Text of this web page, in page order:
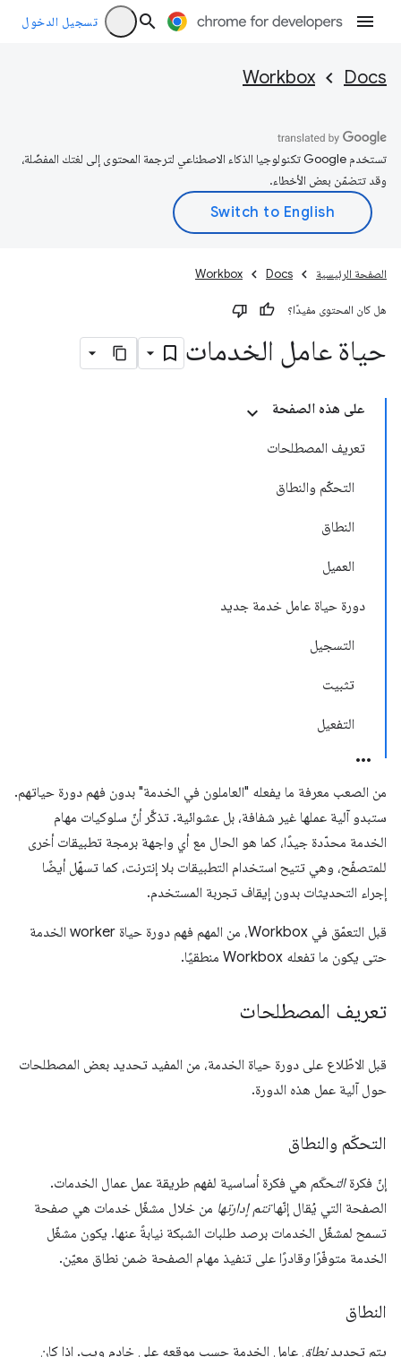
تسجيل الدخول
Docs
Workbox
تستخدم Google تكنولوجيا الذكاء الاصطناعي لترجمة المحتوى إلى لغتك المفضّلة،
وقد تتضمّن بعض الأخطاء.
الصفحة الرئيسية Docs
Workbox
هل كان المحتوى مفيدًا؟
حياة عامل الخدمات
على هذه الصفحة
تعريف المصطلحات
التحكّم والنطاق
النطاق
العميل
دورة حياة عامل خدمة جديد
التسجيل
تثبيت
التفعيل
من الصعب معرفة ما يفعله "العاملون في الخدمة" بدون فهم دورة حياتهم.
ستبدو آلية عملها غير شفافة، بل عشوائية. تذكَّر أنّ سلوكيات مهام
الخدمة محدّدة جيدًا، كما هو الحال مع أي واجهة برمجة تطبيقات أخرى
للمتصفّح، وهي تتيح استخدام التطبيقات بلا إنترنت، كما تسهّل أيضًا
إجراء التحديثات بدون إيقاف تجربة المستخدم.
قبل التعمّق في Workbox، من المهم فهم دورة حياة worker الخدمة
حتى يكون ما تفعله Workbox منطقيًا.
تعريف المصطلحات
قبل الاطّلاع على دورة حياة الخدمة، من المفيد تحديد بعض المصطلحات
حول آلية عمل هذه الدورة.
التحكّم والنطاق
إنّ فكرةالتحكّم هي فكرة أساسية لفهم طريقة عمل عمال الخدمات.
الصفحة التي يُقال إنّهاتتم إدارتها من خلال مشغّل خدمات هي صفحة
تسمح لمشغّل الخدمات برصد طلبات الشبكة نيابةً عنها. يكون مشغّل
الخدمة متوفّرًاوقادرًا على تنفيذ مهام الصفحة ضمن نطاق معيّن.
النطاق
يتم تحديدنطاق عامل الخدمة حسب موقعه على خادم ويب. إذا كان